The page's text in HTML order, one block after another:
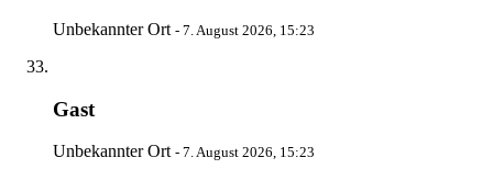
Unbekannter Ort - 7. August 2026, 15:23
Gast
Unbekannter Ort - 7. August 2026, 15:23